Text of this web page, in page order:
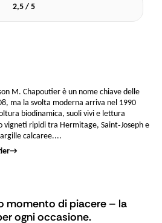
2,5 / 5
M. Chapoutier è un nome chiave delle
ma la svolta moderna arriva nel 1990
biodinamica, suoli vivi e lettura
vigneti ripidi tra Hermitage, Saint‑Joseph e
calcaree....
→
momento di piacere – la
ogni occasione.